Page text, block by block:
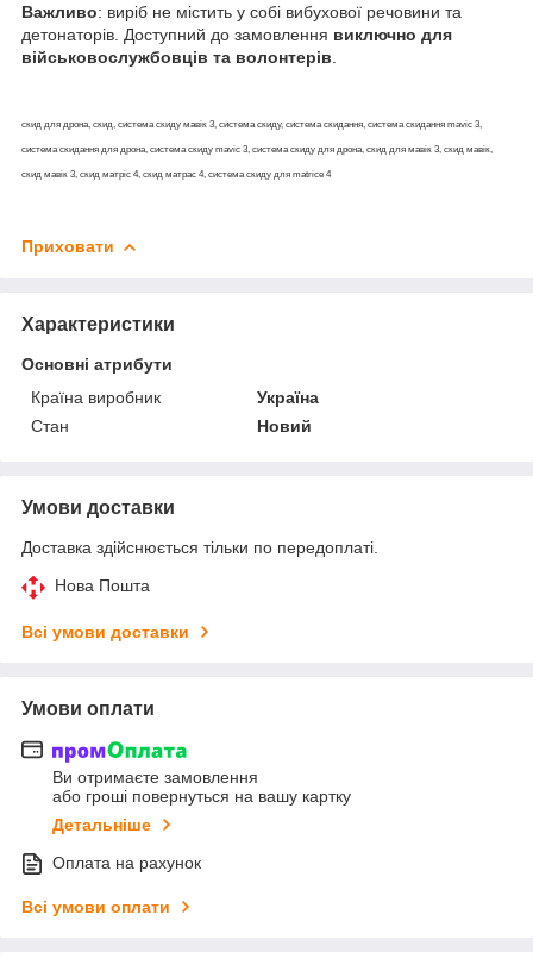
Важливо: виріб не містить у собі вибухової речовини та
детонаторів. Доступний до замовлення виключно для
військовослужбовців та волонтерів
скид для дрона, скид, система скиду мавік 3, система скиду, система скидання, система скидання mavic 3,
система скидання для дрона, система скиду mavic 3, система скиду для дрона, скид для мавік 3, скид мавік,
скид мавік 3, скид матріс 4, скид матрас 4, система скиду для matrice 4
Приховати
Характеристики
Основні атрибути
Країна виробник
Україна
Стан
Новий
Умови доставки
Доставка здійснюється тільки по передоплаті.
Нова Пошта
Всі умови доставки
Умови оплати
Ви отримаєте замовлення
або гроші повернуться на вашу картку
Детальніше
Оплата на рахунок
Всі умови оплати